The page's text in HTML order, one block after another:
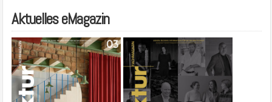
Aktuelles eMagazin